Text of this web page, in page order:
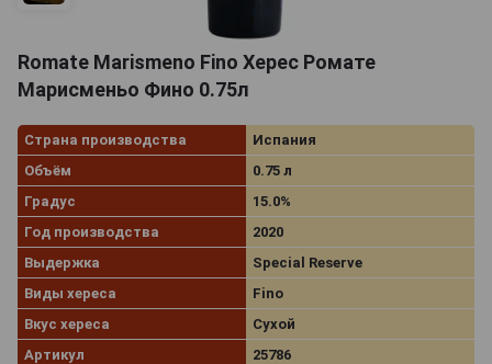
Romate Marismeno Fino Херес Ромате
Марисменьо Фино 0.75л
Страна производства
Испания
Объём
0.75 л
Градус
15.0%
Год производства
2020
Выдержка
Special Reserve
Виды хереса
Fino
Вкус хереса
Сухой
Артикул
25786